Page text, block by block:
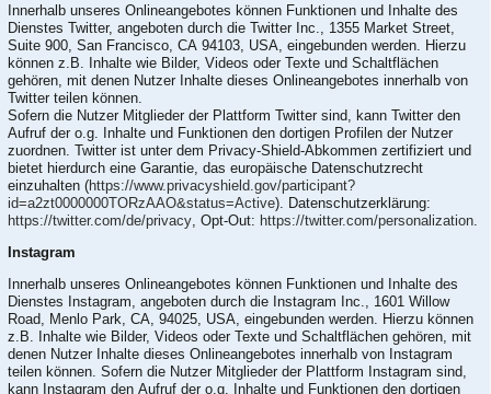
Innerhalb unseres Onlineangebotes können Funktionen und Inhalte des
Dienstes Twitter, angeboten durch die Twitter Inc., 1355 Market Street,
Suite 900, San Francisco, CA 94103, USA, eingebunden werden. Hierzu
können z.B. Inhalte wie Bilder, Videos oder Texte und Schaltflächen
gehören, mit denen Nutzer Inhalte dieses Onlineangebotes innerhalb von
Twitter teilen können.
Sofern die Nutzer Mitglieder der Plattform Twitter sind, kann Twitter den
Aufruf der o.g. Inhalte und Funktionen den dortigen Profilen der Nutzer
zuordnen. Twitter ist unter dem Privacy-Shield-Abkommen zertifiziert und
bietet hierdurch eine Garantie, das europäische Datenschutzrecht
einzuhalten (https://www.privacyshield.gov/participant?
id=a2zt0000000TORzAAO&status=Active). Datenschutzerklärung:
https://twitter.com/de/privacy , Opt-Out: https://twitter.com/personalization
Instagram
Innerhalb unseres Onlineangebotes können Funktionen und Inhalte des
Dienstes Instagram, angeboten durch die Instagram Inc., 1601 Willow
Road, Menlo Park, CA, 94025, USA, eingebunden werden. Hierzu können
z.B. Inhalte wie Bilder, Videos oder Texte und Schaltflächen gehören, mit
denen Nutzer Inhalte dieses Onlineangebotes innerhalb von Instagram
teilen können. Sofern die Nutzer Mitglieder der Plattform Instagram sind,
kann Instagram den Aufruf der o.g. Inhalte und Funktionen den dortigen